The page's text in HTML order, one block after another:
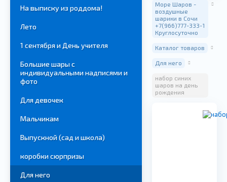
На выписку из роддома!
Лето
1 сентября и День учителя
Большие шары с
индивидуальными надписями и
фото
Для девочек
Мальчикам
Выпускной (сад и школа)
коробки сюрпризы
Для него
Море Шаров -
воздушные
шарики в Сочи
+7(966)777-333-1
Круглосуточно
Каталог товаров
Для него
набор синих
шаров на день
рождения